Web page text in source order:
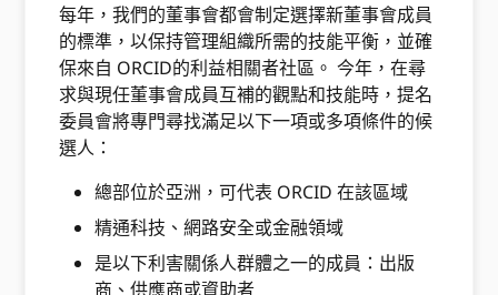
每年，我們的董事會都會制定選擇新董事會成員
的標準，以保持管理組織所需的技能平衡，並確
保來自 ORCID的利益相關者社區。 今年，在尋
求與現任董事會成員互補的觀點和技能時，提名
委員會將專門尋找滿足以下一項或多項條件的候
選人：
總部位於亞洲，可代表 ORCID 在該區域
精通科技、網路安全或金融領域
是以下利害關係人群體之一的成員：出版
商、供應商或資助者